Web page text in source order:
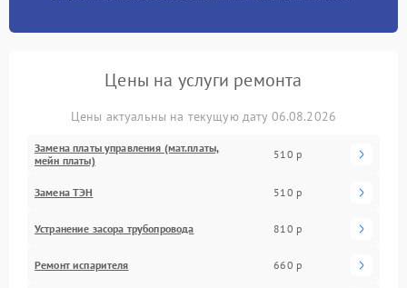
Цены на услуги ремонта
Цены актуальны на текущую дату 06.08.2026
Замена платы управления (мат.платы,
мейн платы)
510 р
Замена ТЭН 510 р
Устранение засора трубопровода 810 р
Ремонт испарителя 660 р